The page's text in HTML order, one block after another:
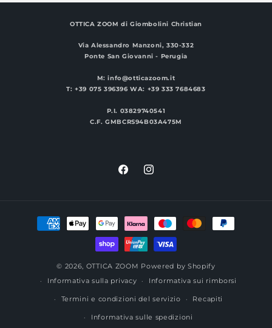
OTTICA ZOOM di Giombolini Christian
Via Alessandro Manzoni, 330-332
Ponte San Giovanni - Perugia
M: info@otticazoom.it
T: +39 075 396396 WA: +39 333 7684683
P.I. 03829740541
C.F. GMBCRS94B03A475M
FacebookInstagram
Metodi
© 2026, OTTICA ZOOM Powered by Shopify
Informativa sulla privacy
Informativa sui rimborsi
Termini e condizioni del servizio Recapiti
Informativa sulle spedizioni